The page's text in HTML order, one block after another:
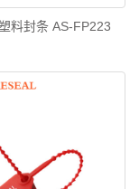
料封条 AS-FP223